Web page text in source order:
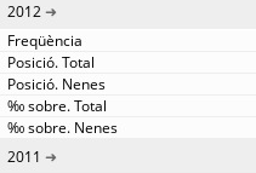
2012
2011